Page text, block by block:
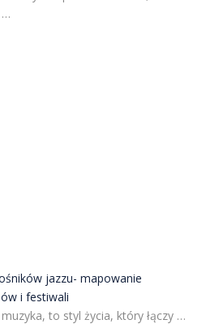
…
jazzu- mapowanie
i festiwali
to styl życia, który łączy …